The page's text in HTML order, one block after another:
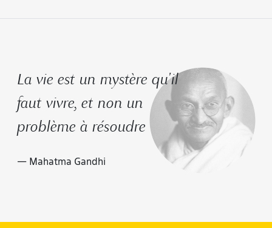
La vie est un mystère qu'il
faut vivre, et non un
problème à résoudre
— Mahatma Gandhi